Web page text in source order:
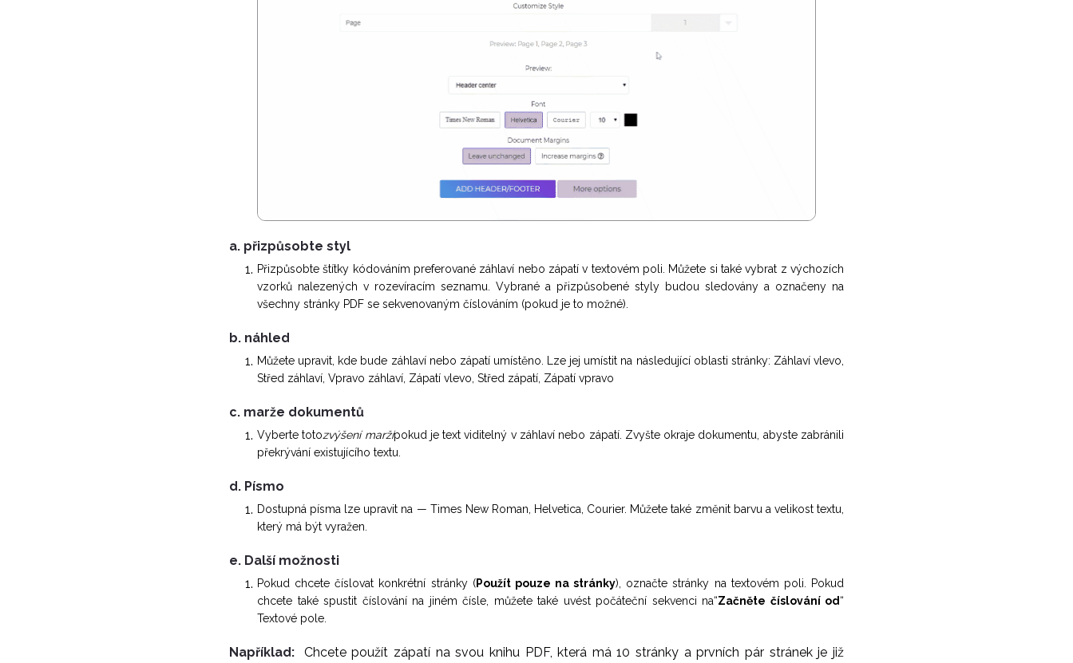
a. přizpůsobte styl
Přizpůsobte štítky kódováním preferované záhlaví nebo zápatí v textovém poli. Můžete si také vybrat z výchozích
vzorků nalezených v rozevíracím seznamu. Vybrané a přizpůsobené styly budou sledovány a označeny na
všechny stránky PDF se sekvenovaným číslováním (pokud je to možné).
b. náhled
Můžete upravit, kde bude záhlaví nebo zápatí umístěno. Lze jej umístit na následující oblasti stránky: Záhlaví vlevo,
Střed záhlaví, Vpravo záhlaví, Zápatí vlevo, Střed zápatí, Zápatí vpravo
c. marže dokumentů
Vyberte totozvýšení maržípokud je text viditelný v záhlaví nebo zápatí. Zvyšte okraje dokumentu, abyste zabránili
překrývání existujícího textu.
d. Písmo
Dostupná písma lze upravit na — Times New Roman, Helvetica, Courier. Můžete také změnit barvu a velikost textu,
který má být vyražen.
e. Další možnosti
Pokud chcete číslovat konkrétní stránky (Použít pouze na stránky), označte stránky na textovém poli. Pokud
chcete také spustit číslování na jiném čísle, můžete také uvést počáteční sekvenci na“Začněte číslování od“
Textové pole.
Například:
Chcete použít zápatí na svou knihu PDF, která má 10 stránky a prvních pár stránek je již